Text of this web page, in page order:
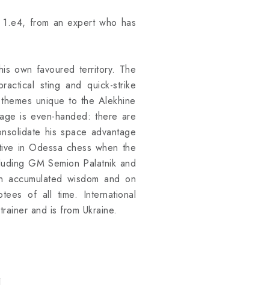
from an expert who has
own favoured territory. The
sting and quick-strike
unique to the Alekhine
is even-handed: there are
his space advantage
in Odessa chess when the
GM Semion Palatnik and
wisdom and on
of all time. International
and is from Ukraine.